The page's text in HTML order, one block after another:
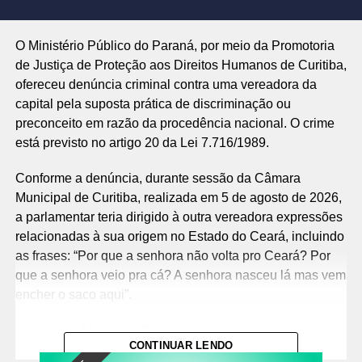
O Ministério Público do Paraná, por meio da Promotoria
de Justiça de Proteção aos Direitos Humanos de Curitiba,
ofereceu denúncia criminal contra uma vereadora da
capital pela suposta prática de discriminação ou
preconceito em razão da procedência nacional. O crime
está previsto no artigo 20 da Lei 7.716/1989.
Conforme a denúncia, durante sessão da Câmara
Municipal de Curitiba, realizada em 5 de agosto de 2026,
a parlamentar teria dirigido à outra vereadora expressões
relacionadas à sua origem no Estado do Ceará, incluindo
as frases: “Por que a senhora não volta pro Ceará? Por
que a senhora veio pra cá? A senhora nasceu lá mas vem
encher o saco aqui”.
Segundo o Ministério Público, as manifestações teriam
sido proferidas com a intenção de ofender e humilhar a
CONTINUAR LENDO